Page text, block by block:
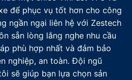
để phục vụ tốt hơn cho công
ngần ngại liên hệ với Zestech
sẵn lòng lắng nghe nhu cầu
phù hợp nhất và đảm bảo
nghiệp, an toàn. Đội ngũ
sẽ giúp bạn lựa chọn sản